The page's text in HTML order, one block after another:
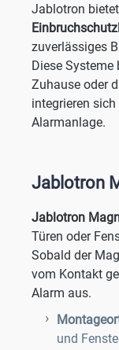
Jablotron
zuverlässiges
Diese
Zuhause oder
integrieren
Alarmanlage.
Jablotron
Jablotron
Türen oder
Sobald der
vom Kontakt
Alarm aus.
und